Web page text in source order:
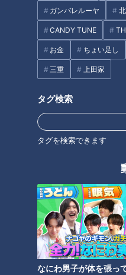
ガンバレルーヤ
CANDY TUNE
お金 ちょい足し
三重 上田家
タグ検索
タグを検索できます
なにわ男子が体を張っ
ピエロと呼ばれた息子
オススメ関連コンテンツ
んばろう。がく」テーマソング
エロと呼ばれた息子」第１３７
【最新話】魚鱗癬は“不快な病